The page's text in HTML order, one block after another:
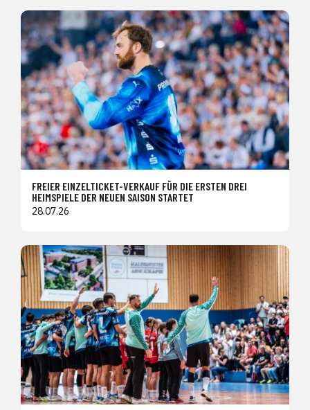
FREIER EINZELTICKET-VERKAUF FÜR DIE ERSTEN DREI
HEIMSPIELE DER NEUEN SAISON STARTET
28.07.26